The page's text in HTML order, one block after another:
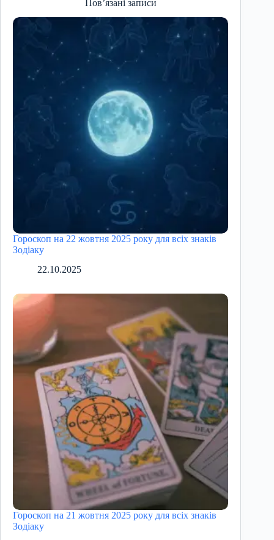
Пов’язані записи
Гороскоп на 22 жовтня 2025 року для всіх знаків
Зодіаку
22.10.2025
Гороскоп на 21 жовтня 2025 року для всіх знаків
Зодіаку